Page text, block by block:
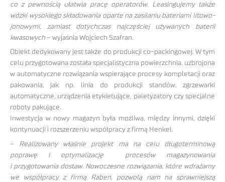
co z pewnością ułatwia pracę operatorów. Leasingujemy także
wózki wysokiego składowania oparte na zasilaniu bateriami litowo-
jonowymi, zamiast dotychczas najczęściej używanych baterii
kwasowych – wyjaśnia Wojciech Szafran.
Obiekt dedykowany jest także do produkcji co-packingowej. W tym
celu przygotowana została specjalistyczna powierzchnia, uzbrojona
w automatyczne rozwiązania wspierające procesy kompletacji oraz
pakowania, jak np. linia do produkcji standów, zgrzewarki
automatyczne, urządzenia etykietujące, paletyzatory czy specjalne
roboty pakujące.
Inwestycja w nowy magazyn była możliwa, między innymi, dzięki
kontynuacji i rozszerzeniu współpracy z firmą Henkel.
– Realizowany właśnie projekt ma na celu długoterminową
poprawę i optymalizację procesów magazynowania
i przygotowania dostaw. Nowoczesne rozwiązania, które wdrażamy
we współpracy z firmą Raben, pozwolą nam na sprawniejszą